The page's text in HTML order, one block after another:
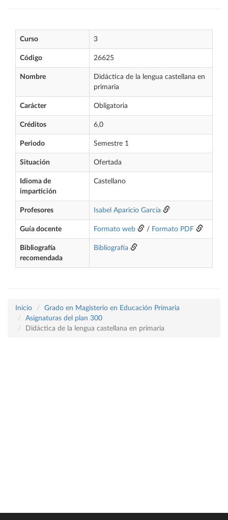
Curso 3
Código 26625
Nombre
Didáctica de la lengua castellana en
primaria
Carácter Obligatoria
Créditos 6,0
Periodo Semestre 1
Situación Ofertada
Idioma de
impartición
Castellano
Profesores Isabel Aparicio García
Guía docente Formato web / Formato PDF
Bibliografía
recomendada
Bibliografía
Inicio
Grado en Magisterio en Educación Primaria
Asignaturas del plan 300
Didáctica de la lengua castellana en primaria